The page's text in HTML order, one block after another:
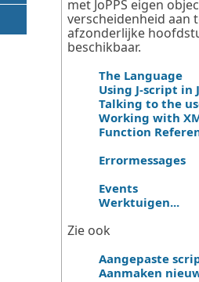
met JoPPS eigen
verscheidenheid aan
afzonderlijke
beschikbaar.
The Language
Using J-script in
Talking to the
Working with
Function
Errormessages
Events
Werktuigen...
Zie ook
Aangepaste
Aanmaken